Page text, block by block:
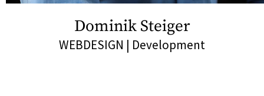
Dominik Steiger
WEBDESIGN | Development